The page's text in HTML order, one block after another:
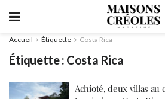
Accueil Étiquette Costa Rica
Étiquette : Costa Rica
Achioté, deux villas